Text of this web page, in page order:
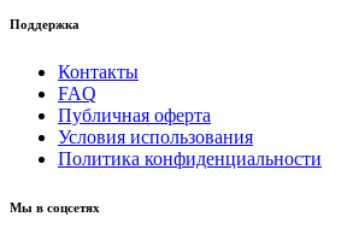
Поддержка
Контакты
FAQ
Публичная оферта
Условия использования
Политика конфиденциальности
Мы в соцсетях